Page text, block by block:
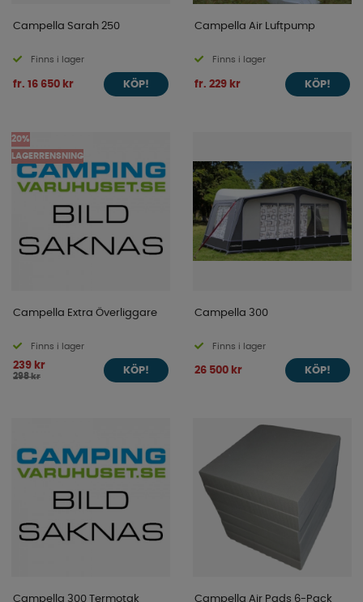
Campella Sarah 250
Finns i lager
fr. 16 650 kr KÖP!
Campella Air Luftpump
Finns i lager
fr. 229 kr KÖP!
20%
LAGERRENSNING
Campella Extra Överliggare
Finns i lager
239 kr
298 kr
KÖP!
Campella 300
Finns i lager
26 500 kr KÖP!
Campella 300 Termotak Campella Air Pads 6-Pack